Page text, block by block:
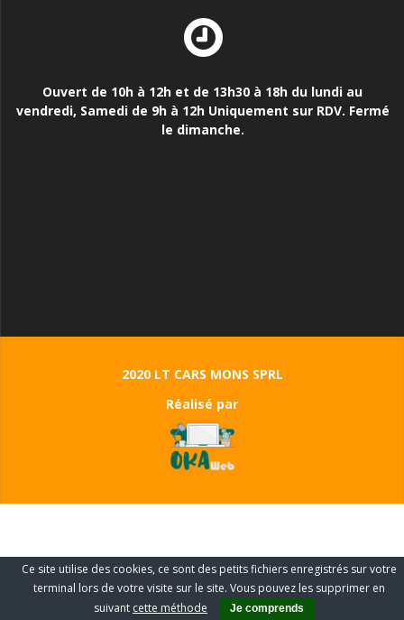
Ouvert de 10h à 12h et de 13h30 à 18h du lundi au
vendredi, Samedi de 9h à 12h Uniquement sur RDV. Fermé
le dimanche.
2020 LT CARS MONS SPRL
Réalisé par
Ce site utilise des cookies, ce sont des petits fichiers enregistrés sur votre
terminal lors de votre visite sur le site. Vous pouvez les supprimer en
suivant cette méthode Je comprends